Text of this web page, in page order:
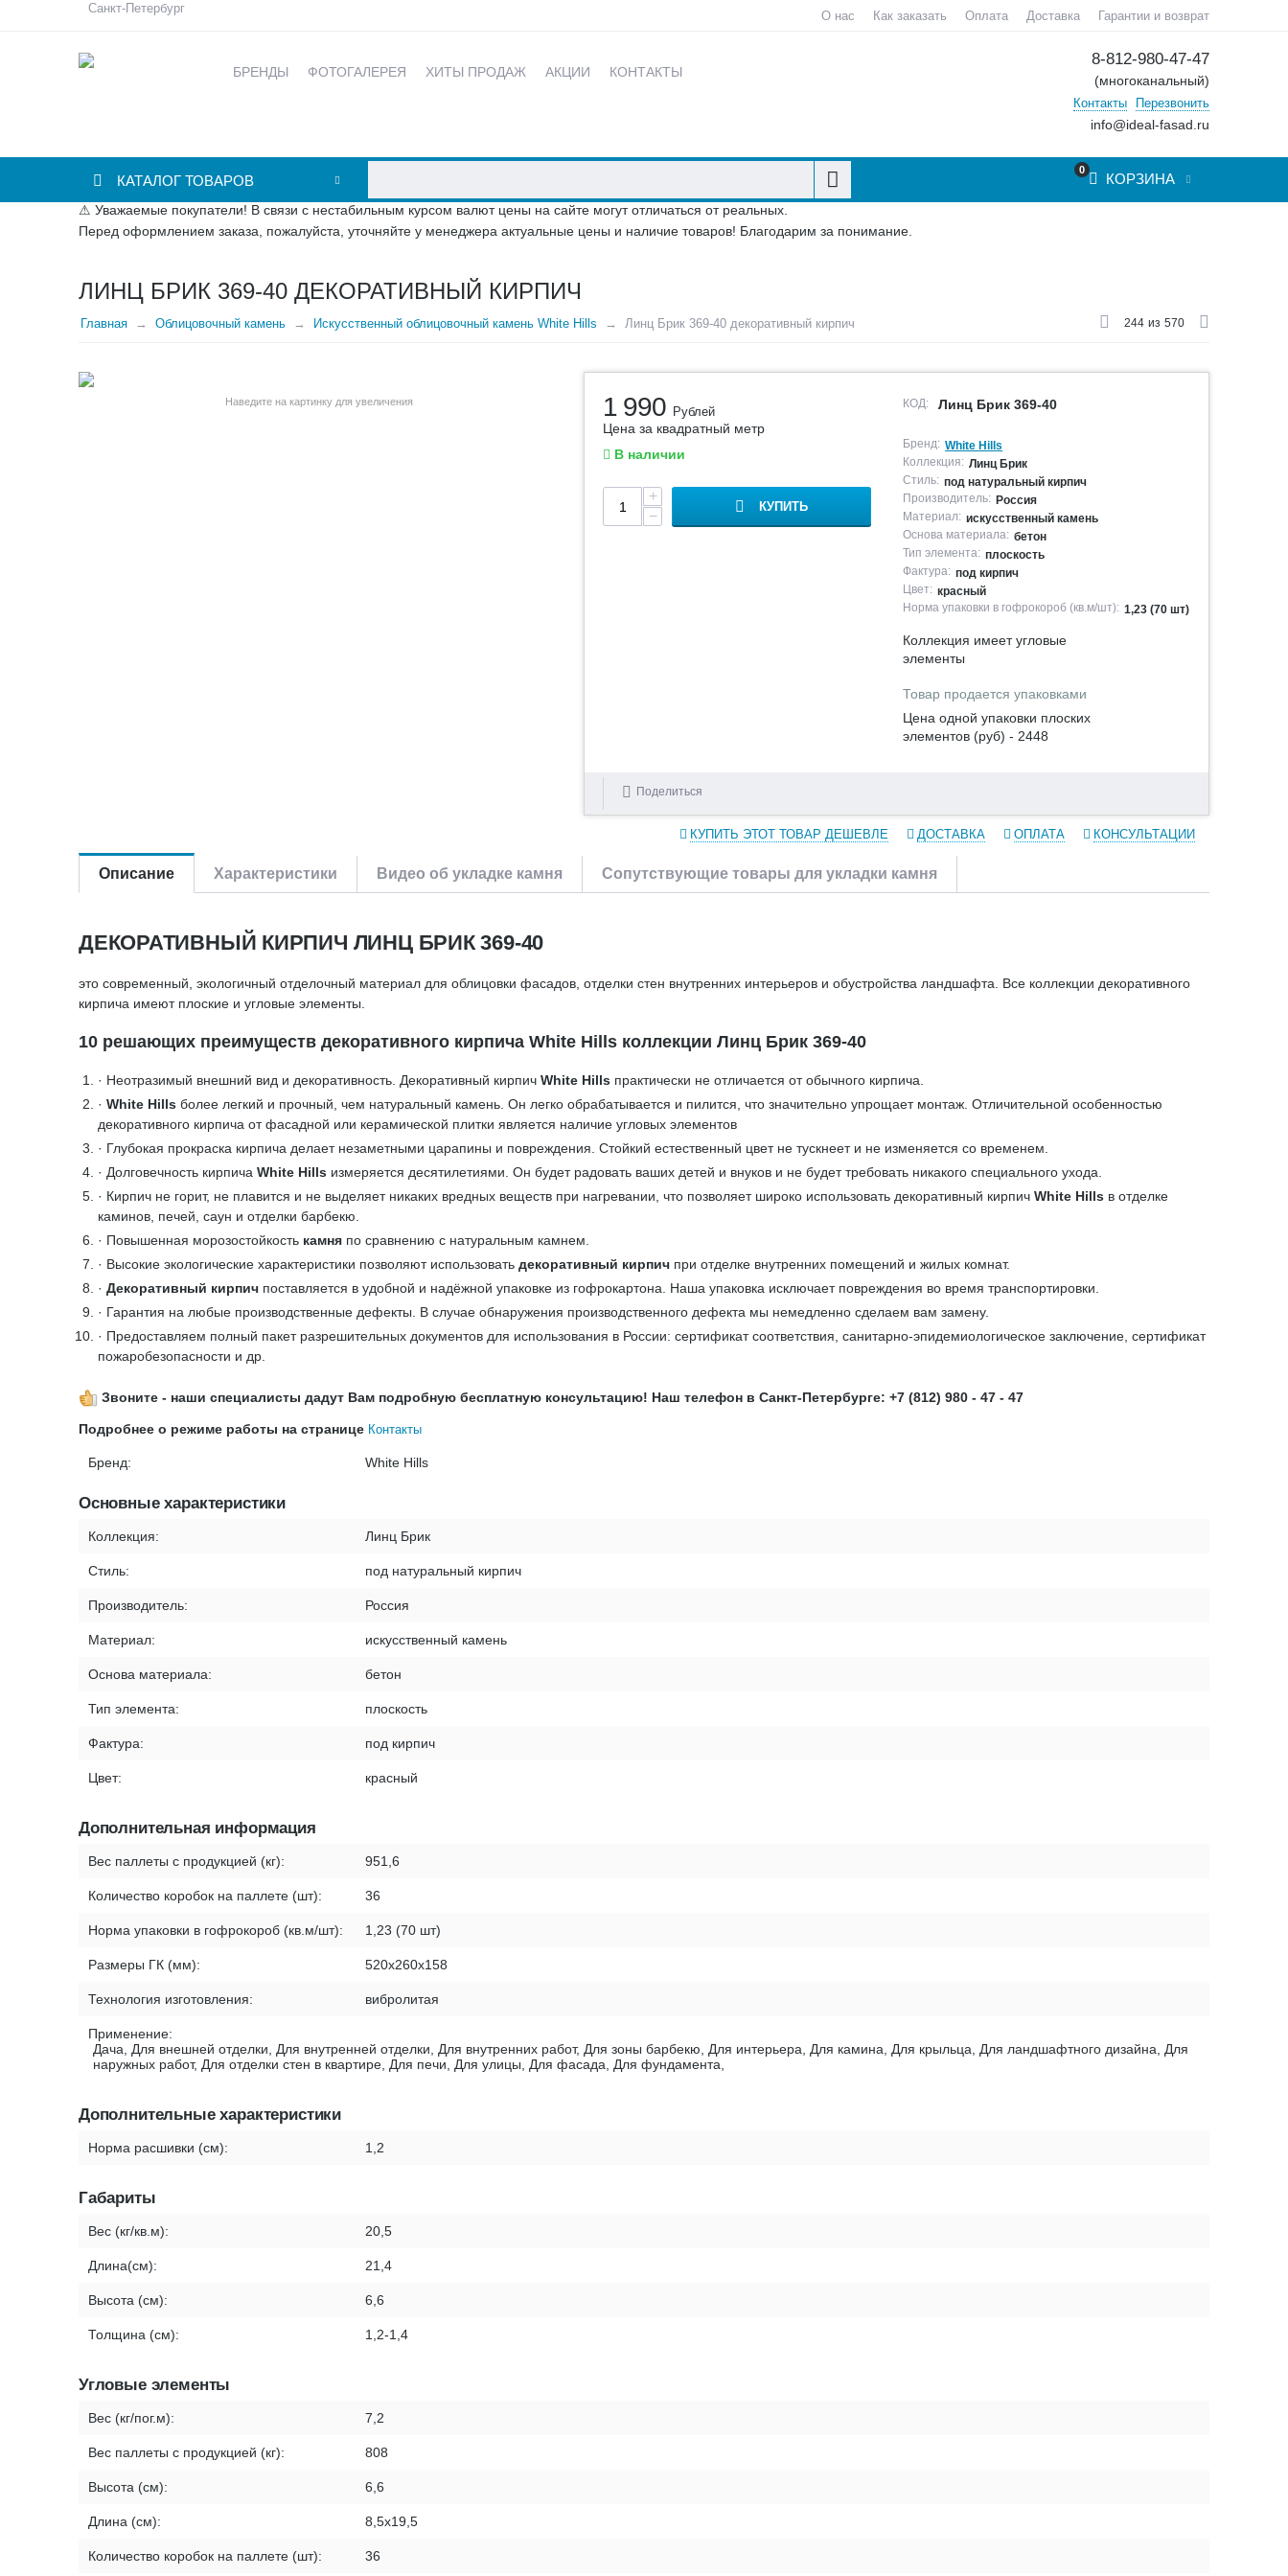
Санкт-Петербург
О нас Как заказать Оплата Доставка Гарантии и возврат
БРЕНДЫ ФОТОГАЛЕРЕЯ ХИТЫ ПРОДАЖ АКЦИИ КОНТАКТЫ
8-812-980-47-47
(многоканальный)
Контакты Перезвонить
info@ideal-fasad.ru
КАТАЛОГ ТОВАРОВ
0
КОРЗИНА
⚠ Уважаемые покупатели! В связи с нестабильным курсом валют цены на сайте могут отличаться от реальных.
Перед оформлением заказа, пожалуйста, уточняйте у менеджера актуальные цены и наличие товаров! Благодарим за понимание.
ЛИНЦ БРИК 369-40 ДЕКОРАТИВНЫЙ КИРПИЧ
Главная Облицовочный камень Искусственный облицовочный камень White Hills Линц Брик 369-40 декоративный кирпич 244 из 570
Наведите на картинку для увеличения 1 990 Рублей
Цена за квадратный метр
В наличии
+
−
КУПИТЬ
КОД: Линц Брик 369-40
Бренд: White Hills
Коллекция: Линц Брик
Стиль: под натуральный кирпич
Производитель: Россия
Материал: искусственный камень
Основа материала: бетон
Тип элемента: плоскость
Фактура: под кирпич
Цвет: красный
Норма упаковки в гофрокороб (кв.м/шт): 1,23 (70 шт)
Коллекция имеет угловые
элементы
Товар продается упаковками
Цена одной упаковки плоских
элементов (руб) - 2448
Поделиться
КУПИТЬ ЭТОТ ТОВАР ДЕШЕВЛЕ ДОСТАВКА ОПЛАТА КОНСУЛЬТАЦИИ
Описание Характеристики Видео об укладке камня Сопутствующие товары для укладки камня
ДЕКОРАТИВНЫЙ КИРПИЧ ЛИНЦ БРИК 369-40
это современный, экологичный отделочный материал для облицовки фасадов, отделки стен внутренних интерьеров и обустройства ландшафта. Все коллекции декоративного
кирпича имеют плоские и угловые элементы.
10 решающих преимуществ декоративного кирпича White Hills коллекции Линц Брик 369-40
· Неотразимый внешний вид и декоративность. Декоративный кирпич White Hills практически не отличается от обычного кирпича.
· White Hills более легкий и прочный, чем натуральный камень. Он легко обрабатывается и пилится, что значительно упрощает монтаж. Отличительной особенностью
декоративного кирпича от фасадной или керамической плитки является наличие угловых элементов
· Глубокая прокраска кирпича делает незаметными царапины и повреждения. Стойкий естественный цвет не тускнеет и не изменяется со временем.
· Долговечность кирпича White Hills измеряется десятилетиями. Он будет радовать ваших детей и внуков и не будет требовать никакого специального ухода.
· Кирпич не горит, не плавится и не выделяет никаких вредных веществ при нагревании, что позволяет широко использовать декоративный кирпич White Hills в отделке
каминов, печей, саун и отделки барбекю.
· Повышенная морозостойкость камня по сравнению с натуральным камнем.
· Высокие экологические характеристики позволяют использовать декоративный кирпич при отделке внутренних помещений и жилых комнат.
· Декоративный кирпич поставляется в удобной и надёжной упаковке из гофрокартона. Наша упаковка исключает повреждения во время транспортировки.
· Гарантия на любые производственные дефекты. В случае обнаружения производственного дефекта мы немедленно сделаем вам замену.
· Предоставляем полный пакет разрешительных документов для использования в России: сертификат соответствия, санитарно-эпидемиологическое заключение, сертификат
пожаробезопасности и др.
Звоните - наши специалисты дадут Вам подробную бесплатную консультацию! Наш телефон в Санкт-Петербурге: +7 (812) 980 - 47 - 47
Подробнее о режиме работы на странице Контакты
Бренд: White Hills
Основные характеристики
Коллекция: Линц Брик
Стиль: под натуральный кирпич
Производитель: Россия
Материал: искусственный камень
Основа материала: бетон
Тип элемента: плоскость
Фактура: под кирпич
Цвет: красный
Дополнительная информация
Вес паллеты с продукцией (кг): 951,6
Количество коробок на паллете (шт): 36
Норма упаковки в гофрокороб (кв.м/шт): 1,23 (70 шт)
Размеры ГК (мм): 520х260х158
Технология изготовления: вибролитая
Применение:
Дача, Для внешней отделки, Для внутренней отделки, Для внутренних работ, Для зоны барбекю, Для интерьера, Для камина, Для крыльца, Для ландшафтного дизайна, Для
наружных работ, Для отделки стен в квартире, Для печи, Для улицы, Для фасада, Для фундамента,
Дополнительные характеристики
Норма расшивки (см): 1,2
Габариты
Вес (кг/кв.м): 20,5
Длина(см): 21,4
Высота (см): 6,6
Толщина (см): 1,2-1,4
Угловые элементы
Вес (кг/пог.м): 7,2
Вес паллеты с продукцией (кг): 808
Высота (см): 6,6
Длина (см): 8,5х19,5
Количество коробок на паллете (шт): 36